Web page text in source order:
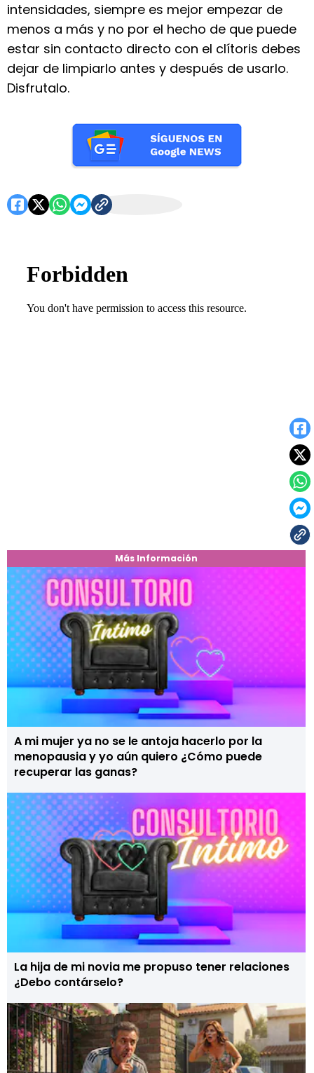
Más Información
A mi mujer ya no se le antoja hacerlo por la
menopausia y yo aún quiero ¿Cómo puede
recuperar las ganas?
La hija de mi novia me propuso tener relaciones
¿Debo contárselo?
intensidades, siempre es mejor empezar de
menos a más y no por el hecho de que puede
estar sin contacto directo con el clítoris debes
dejar de limpiarlo antes y después de usarlo.
Disfrutalo.